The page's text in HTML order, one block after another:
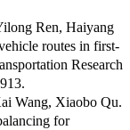
Ren, Haiyang
routes in first-
Research
Wang, Xiaobo Qu.
for